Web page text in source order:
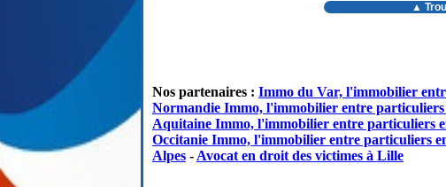
▲
Nos partenaires : Immo du Var, l'immobilier
Normandie Immo, l'immobilier entre
Aquitaine Immo, l'immobilier entre particuliers
Occitanie Immo, l'immobilier entre particuliers
Alpes - Avocat en droit des victimes à Lille